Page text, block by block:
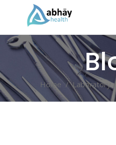
Home /Laboratory